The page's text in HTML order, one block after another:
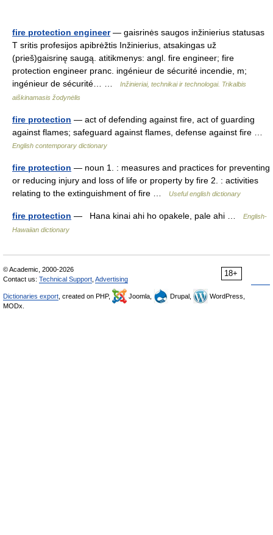
fire protection engineer— gaisrinės saugos inžinierius statusas
T sritis profesijos apibrėžtis Inžinierius, atsakingas už
(prieš)gaisrinę saugą. atitikmenys: angl. fire engineer; fire
protection engineer pranc. ingénieur de sécurité incendie, m;
ingénieur de sécurité… …
Inžinieriai, technikai ir technologai. Trikalbis
aiškinamasis žodynėlis
fire protection — act of defending against fire, act of guarding
against flames; safeguard against flames, defense against fire …
English contemporary dictionary
fire protection — noun 1. : measures and practices for preventing
or reducing injury and loss of life or property by fire 2. : activities
relating to the extinguishment of fire …
Useful english dictionary
fire protection — Hana kinai ahi ho opakele, pale ahi …
English-
Hawaiian dictionary
18+
© Academic, 2000-2026
Contact us: Technical Support Advertising
Dictionaries export , created on PHP, Joomla, Drupal,
WordPress,
MODx.